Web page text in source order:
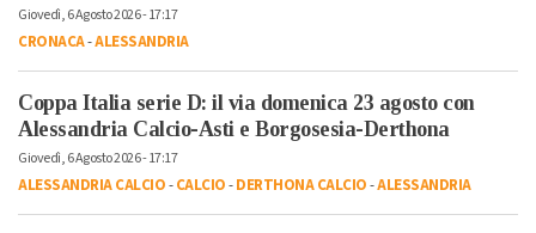
Giovedì, 6 Agosto 2026 - 17:17
CRONACA-ALESSANDRIA
Coppa Italia serie D: il via domenica 23 agosto con
Alessandria Calcio-Asti e Borgosesia-Derthona
Giovedì, 6 Agosto 2026 - 17:17
ALESSANDRIA CALCIO-CALCIO-DERTHONA CALCIO-ALESSANDRIA